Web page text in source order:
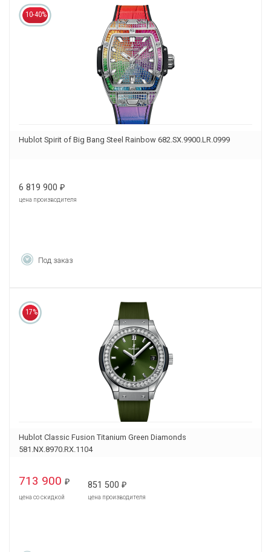
10-40%
Hublot Spirit of Big Bang Steel Rainbow 682.SX.9900.LR.0999
6 819 900 ₽
цена производителя
Под заказ
17%
Hublot Classic Fusion Titanium Green Diamonds
581.NX.8970.RX.1104
713 900 ₽
цена со скидкой
851 500 ₽
цена производителя